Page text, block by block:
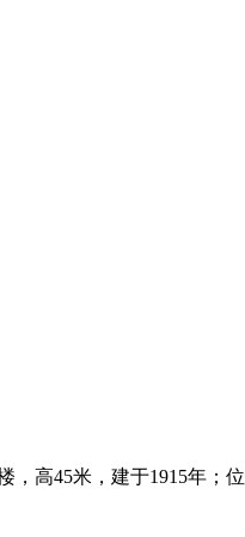
，高45米，建于1915年；